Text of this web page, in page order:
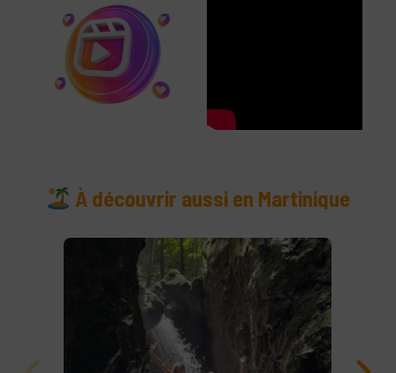
À découvrir aussi en Martinique